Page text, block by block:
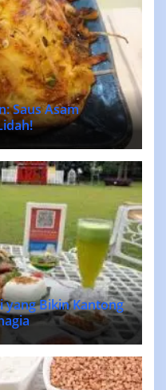
Saus Asam
yang Bikin Kantong